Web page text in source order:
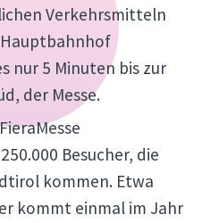
Verkehrsmitteln
nur 5 Minuten bis zur
der Messe.
Besucher, die
kommen. Etwa
kommt einmal im Jahr